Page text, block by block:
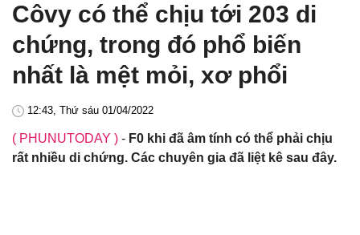
Côvy có thể chịu tới 203 di
chứng, trong đó phổ biến
nhất là mệt mỏi, xơ phổi
12:43, Thứ sáu 01/04/2022
( PHUNUTODAY ) - F0 khi đã âm tính có thể phải chịu
rất nhiều di chứng. Các chuyên gia đã liệt kê sau đây.